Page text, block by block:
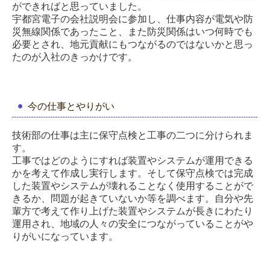
ができればと思っていました。
宇都宮電子の会社説明会に参加し、仕事内容が電気や防
災無線関係であったこと、また防災関係はいつ何時でも
必要とされ、地元貢献にもつながるのではないかと思っ
たのが入社のきっかけです。
今の仕事とやりがい
技術部の仕事は主に保守点検と工事の二つに分けられま
す。
工事ではどのようにすれば装置やシステムが運用できる
かを考えて作成し実行します。そして保守点検では完成
した装置やシステムが壊れることなく使用することがで
きるか、問題が起きていないか等を調べます。自分や先
輩方で考えて作り上げた装置やシステムが長きにわたり
運用され、地域の人々の安全につながっていることがや
りがいになっています。